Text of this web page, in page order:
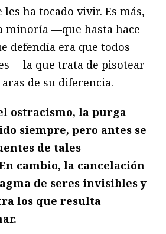
les ha tocado vivir. Es más,
minoría —que hasta hace
defendía era que todos
la que trata de pisotear
de su diferencia.
ostracismo, la purga
siempre, pero antes se
de tales
cambio, la cancelación
de seres invisibles y
los que resulta